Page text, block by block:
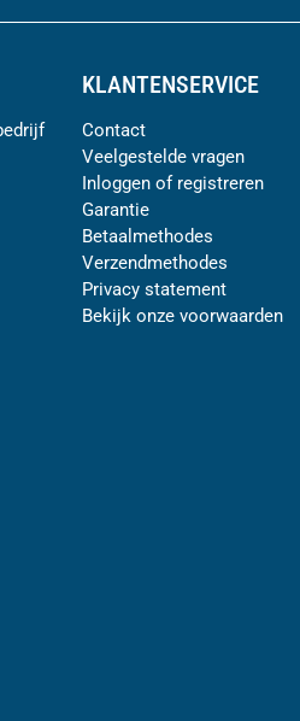
KLANTENSERVICE
Contact
Veelgestelde vragen
Inloggen of registreren
Garantie
Betaalmethodes
Verzendmethodes
Privacy statement
Bekijk onze voorwaarden